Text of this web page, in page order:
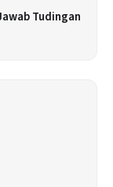
Tudingan